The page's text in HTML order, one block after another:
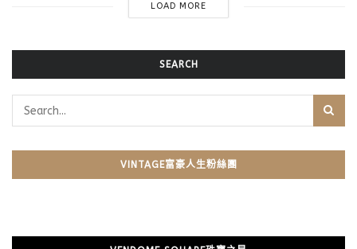
LOAD MORE
SEARCH
VINTAGE富豪人生粉絲團